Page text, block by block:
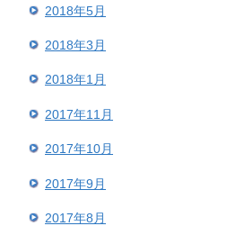
2018年5月
2018年3月
2018年1月
2017年11月
2017年10月
2017年9月
2017年8月